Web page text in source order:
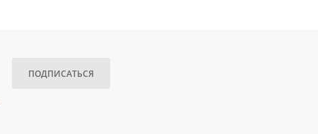
ПОДПИСАТЬСЯ